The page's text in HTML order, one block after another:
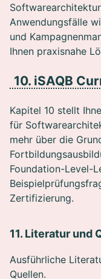
Anwendungsfälle
und
Ihnen praxisnahe
10. iSAQB
Kapitel 10 stellt
für
mehr über die
Foundation-Level-
Zertifizierung.
11. Literatur und
Ausführliche
Quellen.